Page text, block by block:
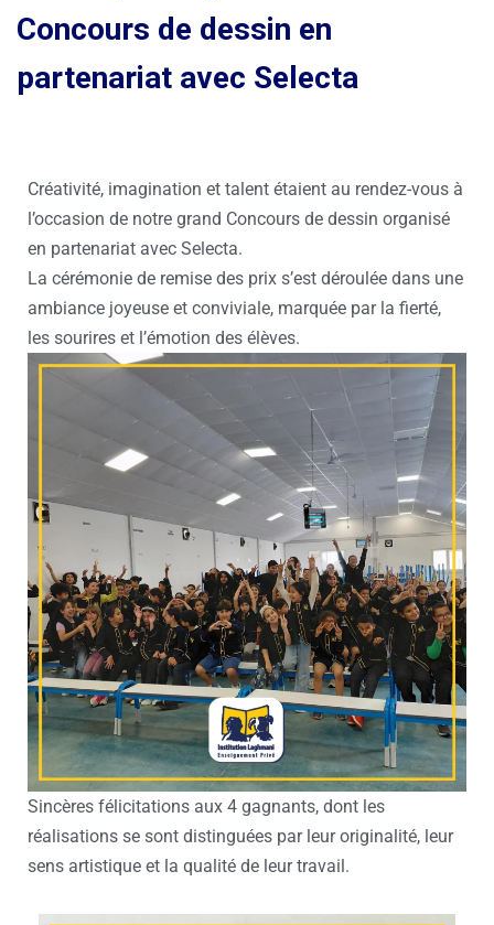
Concours de dessin en
partenariat avec Selecta
Créativité, imagination et talent étaient au rendez-vous à
l’occasion de notre grand Concours de dessin organisé
en partenariat avec Selecta.
La cérémonie de remise des prix s’est déroulée dans une
ambiance joyeuse et conviviale, marquée par la fierté,
les sourires et l’émotion des élèves.
Sincères félicitations aux 4 gagnants, dont les
réalisations se sont distinguées par leur originalité, leur
sens artistique et la qualité de leur travail.